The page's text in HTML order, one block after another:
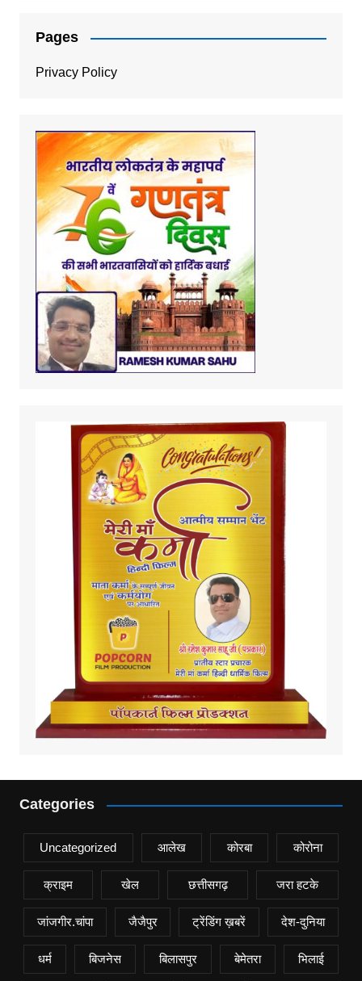
Pages
Privacy Policy
Categories
Uncategorized आलेख कोरबा कोरोना
क्राइम खेल छत्तीसगढ़ जरा हटके
जांजगीर.चांपा जैजैपुर ट्रेंडिंग ख़बरें देश-दुनिया
धर्म बिजनेस बिलासपुर बेमेतरा भिलाई